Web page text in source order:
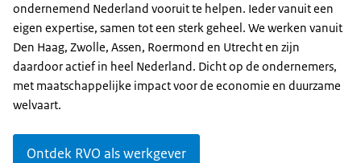
ondernemend Nederland vooruit te helpen. Ieder vanuit een
eigen expertise, samen tot een sterk geheel. We werken vanuit
Den Haag, Zwolle, Assen, Roermond en Utrecht en zijn
daardoor actief in heel Nederland. Dicht op de ondernemers,
met maatschappelijke impact voor de economie en duurzame
welvaart.
Ontdek RVO als werkgever